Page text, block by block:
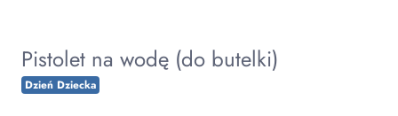
Pistolet na wodę (do butelki)
Dzień Dziecka